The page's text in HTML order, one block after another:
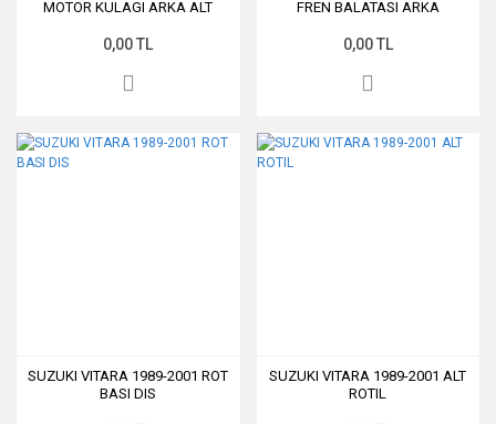
MOTOR KULAGI ARKA ALT
0,00 TL
FREN BALATASI ARKA
0,00 TL
SUZUKI VITARA 1989-2001 ROT
BASI DIS
SUZUKI VITARA 1989-2001 ALT
ROTIL